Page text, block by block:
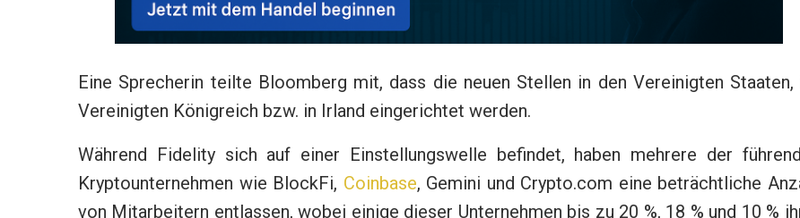
Eine Sprecherin teilte Bloomberg mit, dass die neuen Stellen in den Vereinigten Staaten,
Vereinigten Königreich bzw. in Irland eingerichtet werden.
Während Fidelity sich auf einer Einstellungswelle befindet, haben mehrere der
Kryptounternehmen wie BlockFi, Coinbase, Gemini und Crypto.com eine beträchtliche
von Mitarbeitern entlassen, wobei einige dieser Unternehmen bis zu 20 %, 18 % und 10 %